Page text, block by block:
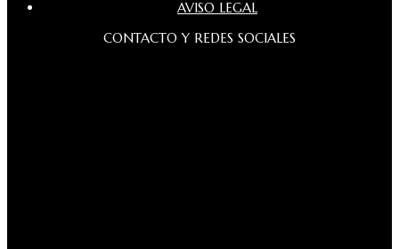
AVISO LEGAL
CONTACTO Y REDES SOCIALES